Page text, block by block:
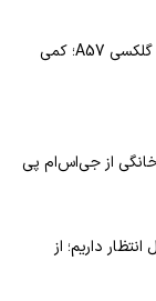
نقد و بررسی گوشی موبایل سامسونگ گلکسی A57؛ کمی
داریم؛ از